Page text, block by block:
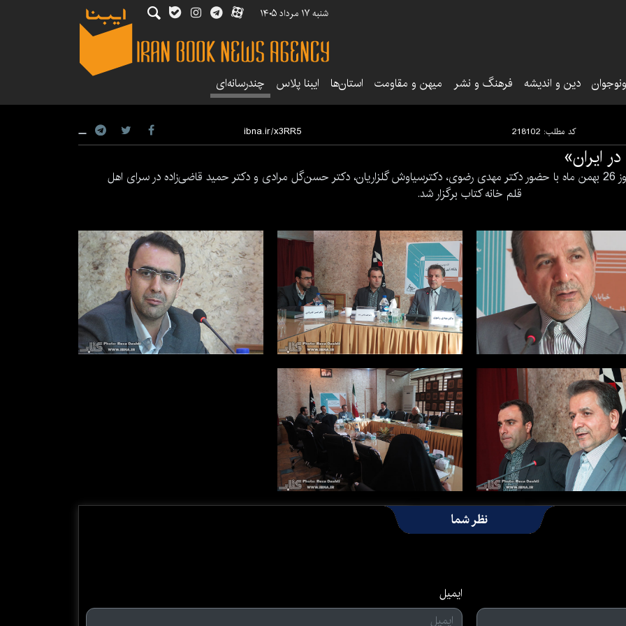
شنبه ۱۷ مرداد ۱۴۰۵
دین و اندیشه فرهنگ و نشر میهن و مقاومت استان‌ها ایبنا پلاس چندرسانه‌ای
کد مطلب: 218102
ایران»
نقد وبررسی کتاب «بانکداری اسلامی در ایران»امروز 26 بهمن ماه با حضور دکتر مهدی رضوی، دکترسیاوش گلزاریان، دکتر حسن‌گل مرادی و دکتر حمید قاضی‌زاده در سرای اهل
قلم خانه کتاب برگزار شد.
نظر شما
ایمیل